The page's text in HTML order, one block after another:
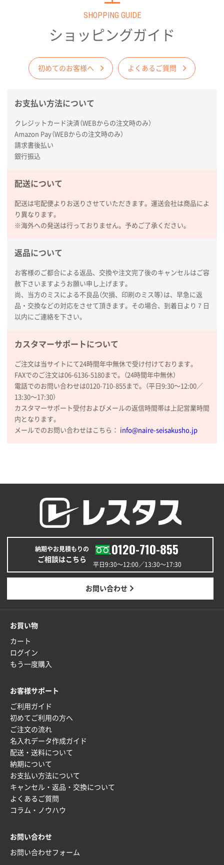
SHOPPING GUIDE
ショッピングガイド
初めてのお客様へ よくあるご質問
お支払い方法について
クレジットカード決済（WEBからの注文時のみ）
Amazon Pay（WEBからの注文時のみ）
請求書後払い
銀行振込
配送について
配送は宅配便よりお送りさせていただきます。運送会社は商品によ
り異なります。
※海外への発送は行っておりません。予めご了承ください。
返品について
お客様のご都合による返品、交換や注文完了後のキャンセルはご容
赦下さいますようお願い申し上げます。
尚、当方のミスによる不良品（欠損、印刷のミス等）は、早急に返
品・交換などの対応をさせて頂きます。その場合、到着日より７日
以内にご連絡を下さい。
カスタマーサポートについて
ご注文は当サイトにて24時間年中無休で受け付けております。
FAXでのご注文は06-6136-5180まで。（24時間年中無休）
電話でのお問い合わせは0120-710-855まで。（平日9:30〜12:00／
13:30〜17:30）
カスタマーサポート受付およびメールの返信時間帯は上記営業時間
内となります。
メールでのお問い合わせはこちら： info@naire-seisakusho.jp
納期やお見積もりの
ご相談はこちら
0120-710-855
平日9:30〜12:00／13:30〜17:30
お問い合わせ
お買い物
カート
ログイン
もう一度購入
お客様サポート
ご利用ガイド
初めてご利用の方へ
ご注文の流れ
名入れデータ作成ガイド
配送・送料について
納期について
お支払い方法について
キャンセル・返品・交換について
よくあるご質問
コラム・ノウハウ
お問い合わせ
お問い合わせフォーム